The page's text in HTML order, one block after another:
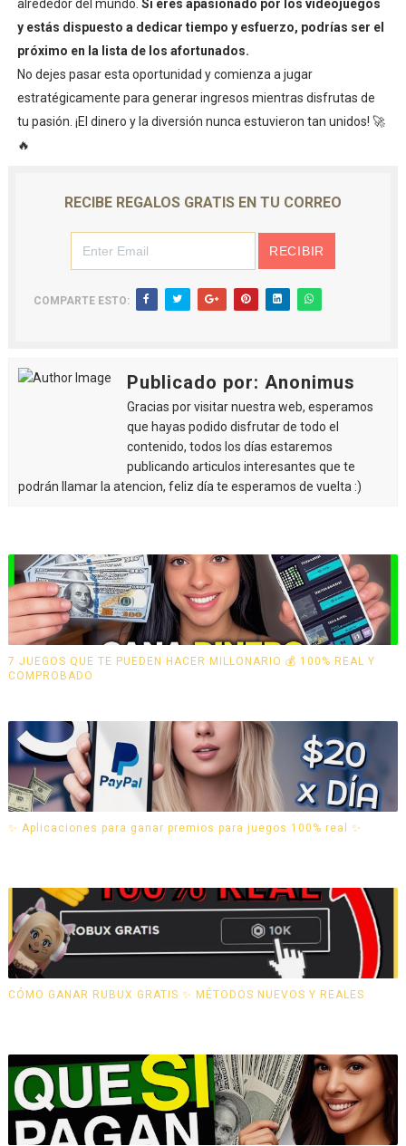
alrededor del mundo. Si eres apasionado por los videojuegos
y estás dispuesto a dedicar tiempo y esfuerzo, podrías ser el
próximo en la lista de los afortunados.
No dejes pasar esta oportunidad y comienza a jugar
estratégicamente para generar ingresos mientras disfrutas de
tu pasión. ¡El dinero y la diversión nunca estuvieron tan unidos! 🚀
🔥
RECIBE REGALOS GRATIS EN TU CORREO
COMPARTE ESTO:
Publicado por: Anonimus
Gracias por visitar nuestra web, esperamos
que hayas podido disfrutar de todo el
contenido, todos los días estaremos
publicando articulos interesantes que te
podrán llamar la atencion, feliz día te esperamos de vuelta :)
7 JUEGOS QUE TE PUEDEN HACER MILLONARIO 💰 100% REAL Y
COMPROBADO
✨ Aplicaciones para ganar premios para juegos 100% real ✨
CÓMO GANAR RUBUX GRATIS ✨ MÉTODOS NUEVOS Y REALES